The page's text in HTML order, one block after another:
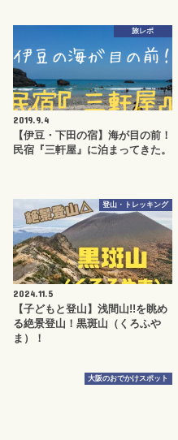
旅レポ
2019.9.4
【伊豆・下田の宿】海が目の前！
民宿『三軒屋』に泊まってきた。
登山・トレッキング
2024.11.5
【子どもと登山】浅間山!!を眺め
る絶景登山！黒斑山（くろふや
ま）！
大阪のおでかけスポット